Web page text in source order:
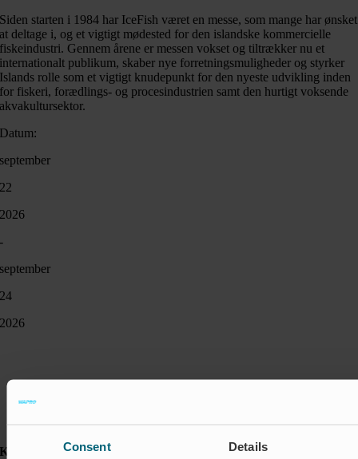
Consent Details
Siden starten i 1984 har IceFish været en messe, som mange har ønsket
at deltage i, og et vigtigt mødested for den islandske kommercielle
fiskeindustri. Gennem årene er messen vokset og tiltrækker nu et
internationalt publikum, skaber nye forretningsmuligheder og styrker
Islands rolle som et vigtigt knudepunkt for den nyeste udvikling inden
for fiskeri, forædlings- og procesindustrien samt den hurtigt voksende
akvakultursektor.
Datum:
september
22
2026
-
september
24
2026
Kontakt: